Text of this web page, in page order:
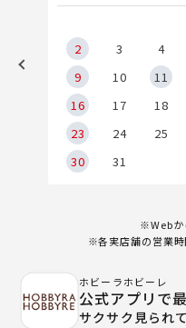
2
3 4
9
10 11
16
17 18
23
24 25
30
31
※Webか
※各実店舗の営業時
ホビーラホビーレ
公式アプリで
サクサク見られ